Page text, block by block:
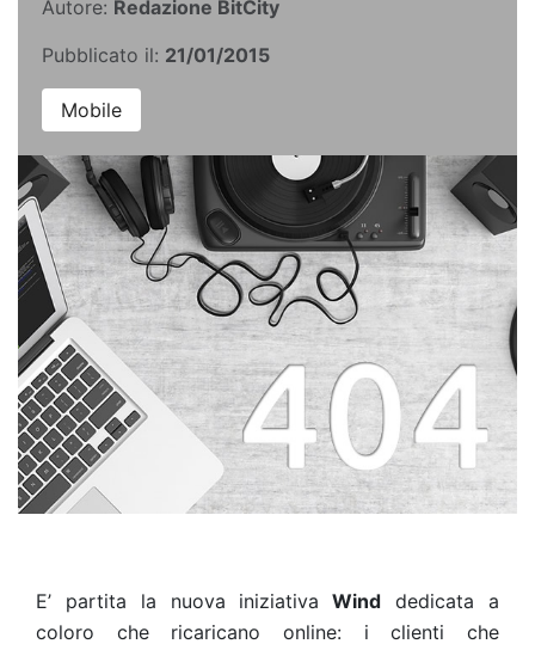
Autore: Redazione BitCity
Pubblicato il: 21/01/2015
Mobile
E’ partita la nuova iniziativa Wind dedicata a
coloro che ricaricano online: i clienti che